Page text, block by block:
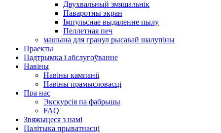
Двухвальный змяшальнік
Паваротны экран
Імпульснае выдаленне пылу
Пеллетная печ
машына для гранул рысавай шалупіны
Праекты
Падтрымка і абслугоўванне
Навіны
Навіны кампаніі
Навіны прамысловасці
Пра нас
Экскурсія па фабрыцы
FAQ
Звяжыцеся з намі
Палітыка прыватнасці